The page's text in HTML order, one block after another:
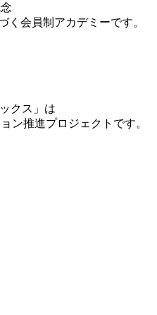
く会員制アカデミーです。
クス」は
ン推進プロジェクトです。